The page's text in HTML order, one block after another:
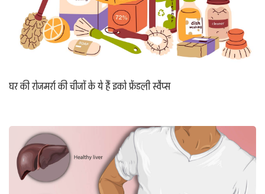
घर की रोजमर्रा की चीजों के ये हैं इको फ्रेंडली स्वैप्स